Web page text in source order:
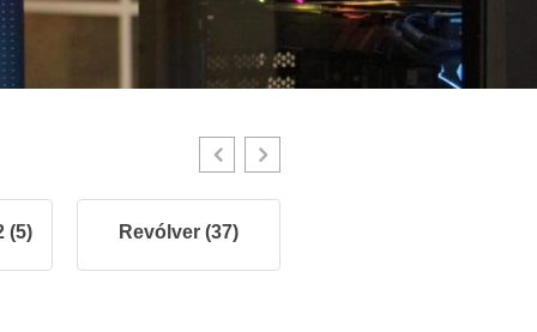
(5) Revólver (37)